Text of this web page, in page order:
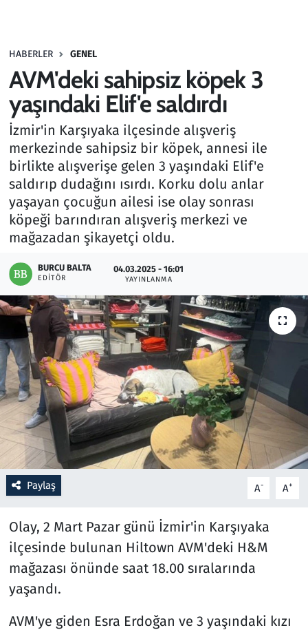
HABERLER GENEL
AVM'deki sahipsiz köpek 3
yaşındaki Elif'e saldırdı
İzmir'in Karşıyaka ilçesinde alışveriş
merkezinde sahipsiz bir köpek, annesi ile
birlikte alışverişe gelen 3 yaşındaki Elif'e
saldırıp dudağını ısırdı. Korku dolu anlar
yaşayan çocuğun ailesi ise olay sonrası
köpeği barındıran alışveriş merkezi ve
mağazadan şikayetçi oldu.
BURCU BALTA
EDITÖR
04.03.2025 - 16:01
YAYINLANMA
Paylaş A- A+
Olay, 2 Mart Pazar günü İzmir'in Karşıyaka
ilçesinde bulunan Hiltown AVM'deki H&M
mağazası önünde saat 18.00 sıralarında
yaşandı.
AVM'ye giden Esra Erdoğan ve 3 yaşındaki kızı
Haber
Kültür Sanat
Kurumsal Haberler
Lezzet Durağı
Memur ve Kamu
Otomobil
Oyun
Ramazan
Resmi İlanlar
Rüya Tabirleri
Sağlık
Savunma Sanayi
Seçim 2023
Teknoloji ve Bilim
Televizyon